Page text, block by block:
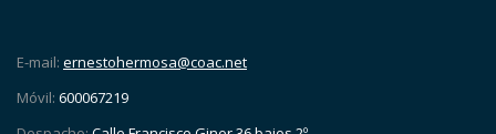
E-mail: ernestohermosa@coac.net
Móvil: 600067219